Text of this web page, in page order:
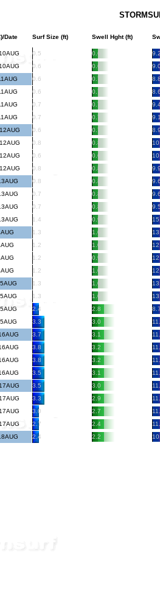
Date Surf Size (ft) Swell Hght (ft)
0.5 0.6
0.6 0.6
0.6 0.7
0.6 0.7
0.7 0.7
0.7 0.7
0.6 0.7
0.8 0.8
0.6 0.6
0.8 0.8
0.8 0.8
0.7 0.8
0.7 0.8
1.4 0.9
1.3 1.0
1.2 1.0
1.2 0.9
1.2 1.0
1.3 1.0
1.3 1.0
2.4 2.8
3.3 3.0
3.7 3.1
3.8 3.2
3.8 3.2
3.5 3.1
3.5 3.0
3.3 2.9
3.0 2.7
2.7 2.4
2.4 2.2